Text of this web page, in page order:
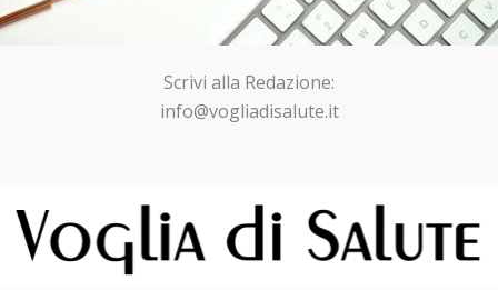
Scrivi alla Redazione:
info@vogliadisalute.it